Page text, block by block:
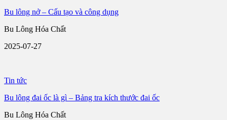
Bu lông nở – Cấu tạo và công dụng
Bu Lông Hóa Chất
2025-07-27
Tin tức
Bu lông đai ốc là gì – Bảng tra kích thước đai ốc
Bu Lông Hóa Chất